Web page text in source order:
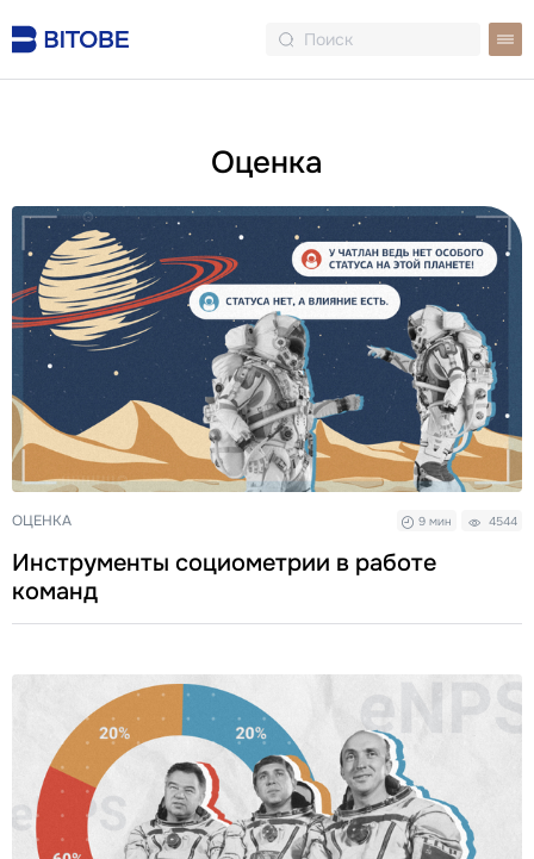
Оценка
ОЦЕНКА 9 мин 4544
Инструменты социометрии в работе
команд